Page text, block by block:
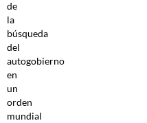
de
la
búsqueda
del
autogobierno
en
un
orden
mundial